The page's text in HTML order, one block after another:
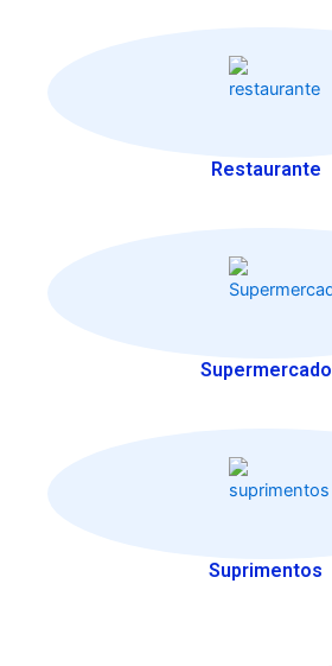
Restaurante
Supermercado
Suprimentos